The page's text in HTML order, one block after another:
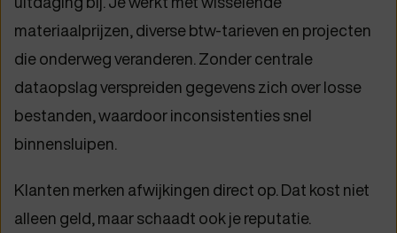
materiaalprijzen, diverse btw-tarieven en projecten
die onderweg veranderen. Zonder centrale
dataopslag verspreiden gegevens zich over losse
bestanden, waardoor inconsistenties snel
binnensluipen.
Klanten merken afwijkingen direct op. Dat kost niet
alleen geld, maar schaadt ook je reputatie.